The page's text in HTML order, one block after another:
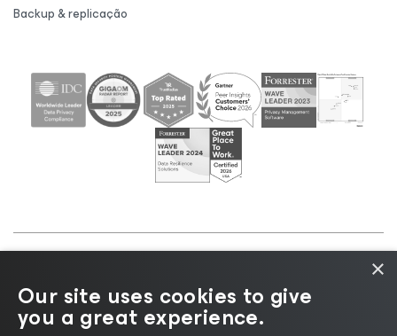
Backup & replicação
|
Aviso de Cookies|Jurídico|Política de
licenciamento |Recursos para Fornecedores
×
Our site uses cookies to give
you a great experience.